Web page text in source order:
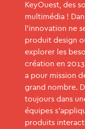
KeyOuest, des
multimédia !
l’innovation ne
produit design
explorer les
création en
a pour mission
grand nombre.
toujours dans
équipes
produits